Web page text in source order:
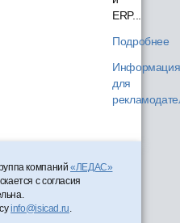
ERP...
Подробнее
Информация
для
компаний«ЛЕДАС»
с согласия
info@isicad.ru.